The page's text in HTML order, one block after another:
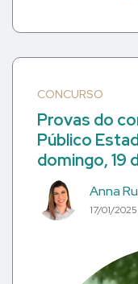
CONCURSO
Provas do
Público
domingo, 19
Anna
17/01/2025